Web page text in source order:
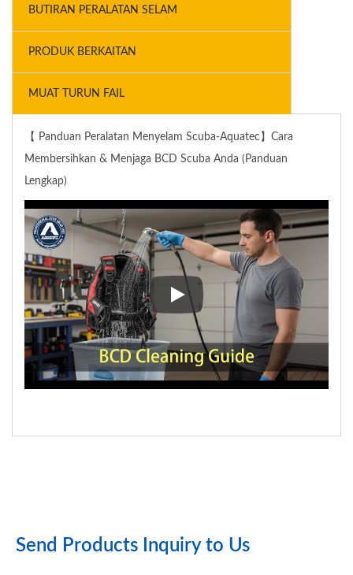
BUTIRAN PERALATAN SELAM
PRODUK BERKAITAN
MUAT TURUN FAIL
【 Panduan Peralatan Menyelam Scuba-Aquatec】Cara
Membersihkan & Menjaga BCD Scuba Anda (Panduan
Lengkap)
【 Panduan Peralatan